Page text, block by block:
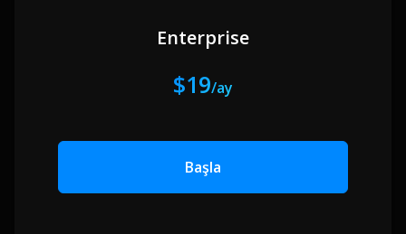
Enterprise
$19/ay
Başla